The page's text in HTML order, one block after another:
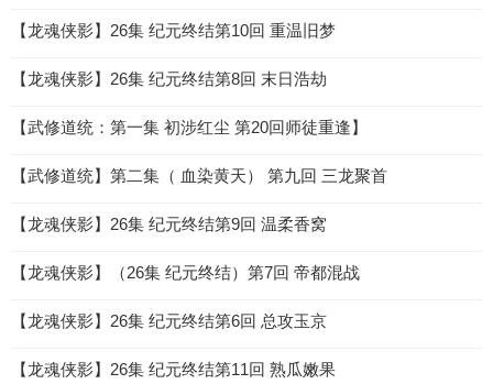
【龙魂侠影】26集 纪元终结第10回 重温旧梦
【龙魂侠影】26集 纪元终结第8回 末日浩劫
【武修道统：第一集 初涉红尘 第20回师徒重逢】
【武修道统】第二集（ 血染黄天） 第九回 三龙聚首
【龙魂侠影】26集 纪元终结第9回 温柔香窝
【龙魂侠影】（26集 纪元终结）第7回 帝都混战
【龙魂侠影】26集 纪元终结第6回 总攻玉京
【龙魂侠影】26集 纪元终结第11回 熟瓜嫩果